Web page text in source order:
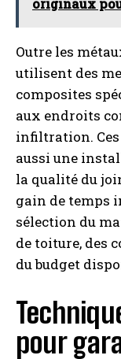
originaux
Outre les
utilisent des
composites
aux endroits
infiltration.
aussi une
la qualité du
gain de temps
sélection du
de toiture, des
du budget
pour